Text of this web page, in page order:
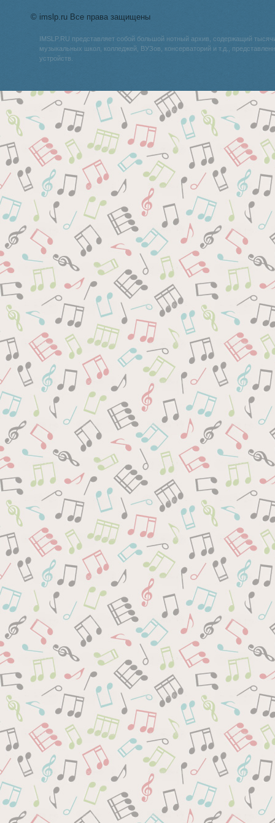
© imslp.ru Все права защищены
IMSLP.RU представляет собой большой нотный архив, содержащий
музыкальных школ, колледжей, ВУЗов, консерваторий и т.д.,
устройств.